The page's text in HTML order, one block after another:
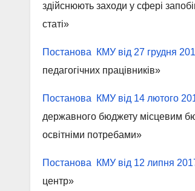
здійснюють заходи у сфері
статі»
Постанова КМУ від 27 грудня
педагогічних працівників»
Постанова КМУ від 14 лютого
державного бюджету місцевим
освітніми потребами»
Постанова КМУ від 12 липня
центр»